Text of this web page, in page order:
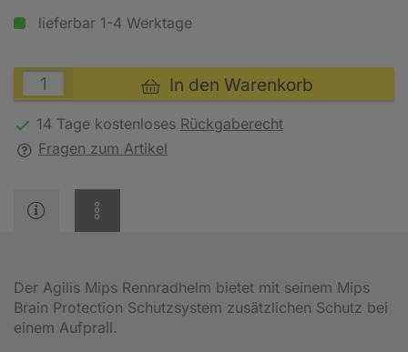
lieferbar 1-4 Werktage
In den Warenkorb
14 Tage kostenloses Rückgaberecht
Fragen zum Artikel
Der Agilis Mips Rennradhelm bietet mit seinem Mips
Brain Protection Schutzsystem zusätzlichen Schutz bei
einem Aufprall.